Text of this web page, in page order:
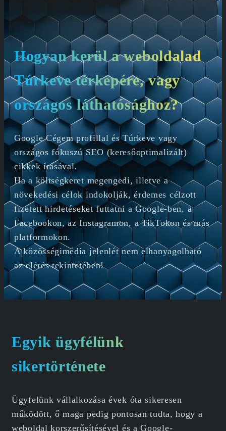
Hogyan kerül a weboldalad
Túrkeve térképére, vagy
országos láthatósághoz?
Google Cégem profillal és Túrkeve vagy
országos fókuszú SEO (keresőoptimalizált)
cikkek írásával.
Ha a költségkeret megengedi, illetve a
növekedési célok indokolják, érdemes célzott
fizetett hirdetéseket futtatni a Google-ben, a
Facebookon, az Instagramon, a TikTokon és más
platformokon.
A közösségimédia jelenlét nem elhanyagolható
az elérés tekintetében!
Egyik ügyfélünk
sikertörténete
Ügyfelünk vállalkozása évek óta sikeresen
működött, ő maga pedig pontosan tudta, hogy a
weboldal korszerűsítésével és a Google-